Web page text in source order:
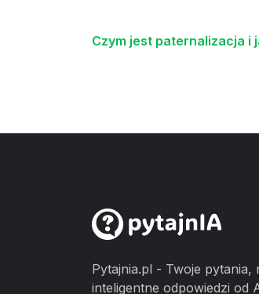
Czym jest paternalizacja i
Pytajnia.pl - Twoje pytania,
inteligentne odpowiedzi od